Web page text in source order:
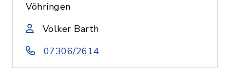
Vöhringen
Volker Barth
07306/2614